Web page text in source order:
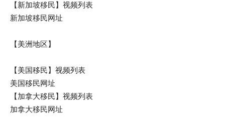
【新加坡移民】视频列表
新加坡移民网址
【美洲地区】
【美国移民】视频列表
美国移民网址
【加拿大移民】视频列表
加拿大移民网址